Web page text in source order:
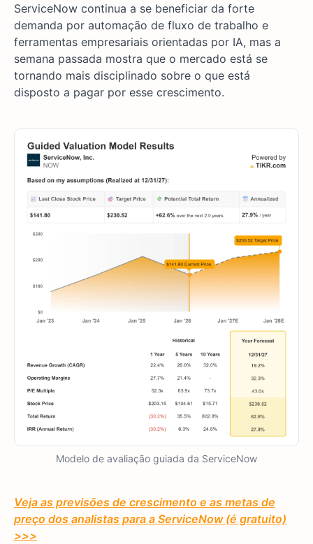
ServiceNow continua a se beneficiar da forte
demanda por automação de fluxo de trabalho e
ferramentas empresariais orientadas por IA, mas a
semana passada mostra que o mercado está se
tornando mais disciplinado sobre o que está
disposto a pagar por esse crescimento.
Modelo de avaliação guiada da ServiceNow
Veja as previsões de crescimento e as metas de
preço dos analistas para a ServiceNow (é gratuito)
>>>